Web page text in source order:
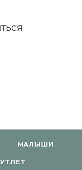
МАЛЫШИ